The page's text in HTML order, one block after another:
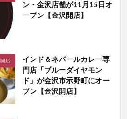
ン・金沢店舗が11月15日オ
ープン【金沢開店】
開店
インド＆ネパールカレー専
門店「ブルーダイヤモン
ド」が金沢市示野町にオー
プン【金沢開店】